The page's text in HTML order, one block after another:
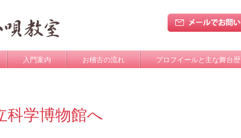
入門案内 お稽古の流れ プロフイールと主な舞台歴
科学博物館へ